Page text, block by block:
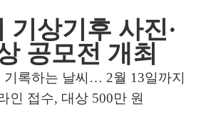
기상기후 사진·
공모전 개최
록하는 날씨 … 2월 13일까지
인 접수, 대상 500만 원